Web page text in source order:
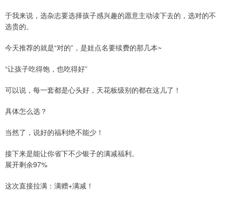
于我来说，选杂志要选择孩子感兴趣的愿意主动读下去的，选对的不
选贵的。
今天推荐的就是“对的”，是娃点名要续费的那几本~
“让孩子吃得饱，也吃得好”
可以说，每一套都是心头好，天花板级别的都在这儿了！
具体怎么选？
当然了，说好的福利绝不能少！
接下来是能让你省下不少银子的满减福利。
展开剩余97%
这次直接拉满：满赠+满减！